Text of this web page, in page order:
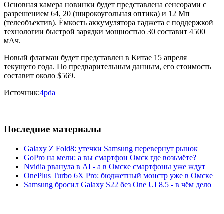
Основная камера новинки будет представлена сенсорами с
разрешением 64, 20 (широкоугольная оптика) и 12 Мп
(телеобъектив). Ёмкость аккумулятора гаджета с поддержкой
технологии быстрой зарядки мощностью 30 составит 4500
мАч.
Новый флагман будет представлен в Китае 15 апреля
текущего года. По предварительным данным, его стоимость
составит около $569.
Источник:4pda
Последние материалы
Galaxy Z Fold8: утечки Samsung перевернут рынок
GoPro на мели: а вы смартфон Омск где возьмёте?
Nvidia рванула в AI - а в Омске смартфоны уже ждут
OnePlus Turbo 6X Pro: бюджетный монстр уже в Омске
Samsung бросил Galaxy S22 без One UI 8.5 - в чём дело